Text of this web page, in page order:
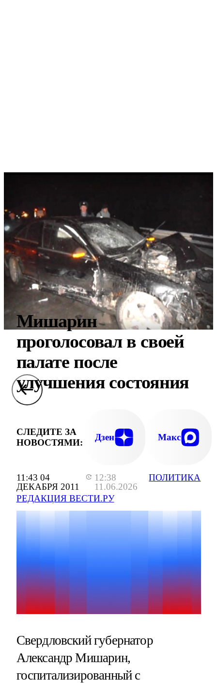
11:43 04
ДЕКАБРЯ 2011
12:38
11.06.2026
РЕДАКЦИЯ ВЕСТИ.РУ
ПОЛИТИКА
Мишарин
проголосовал в своей
палате после
улучшения состояния
СЛЕДИТЕ ЗА
НОВОСТЯМИ:
Дзен Макс
Свердловский губернатор
Александр Мишарин,
госпитализированный с